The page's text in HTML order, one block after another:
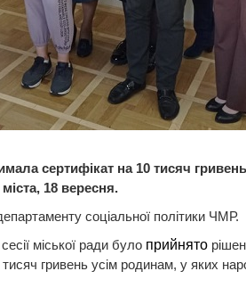
сертифікат на 10 тисяч
18 вересня.
соціальної політики ЧМР.
міської ради було прийнято
гривень усім родинам, у яких